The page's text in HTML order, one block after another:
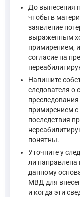
Важное условие:
Статья 27 УПК
—Уголовно-
Что касается
До вынесения
чтобы в
заявление
выраженным
примирением,
согласие на
Напишите
следователя о
примирением с
последствия
понятны.
Уточните у
ли
данному
МВД для
и когда эти